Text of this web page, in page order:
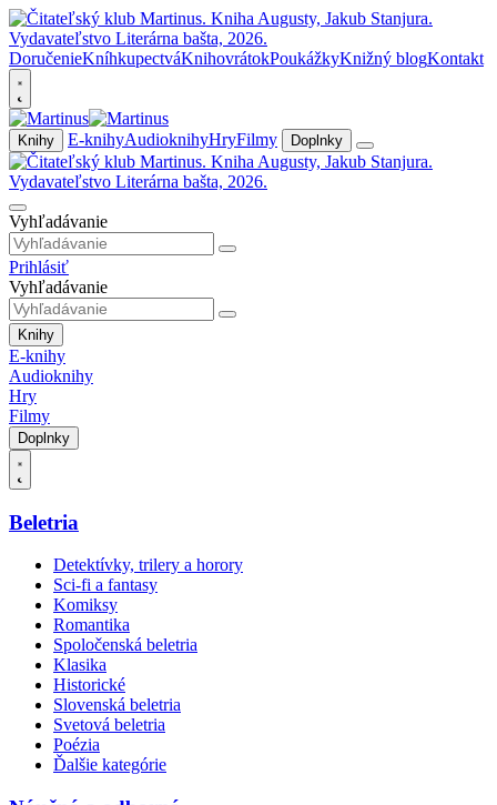
DoručenieKníhkupectváKnihovrátokPoukážkyKnižný blogKontakt
Knihy E-knihyAudioknihyHryFilmy Doplnky
Vyhľadávanie
Prihlásiť
Vyhľadávanie
Knihy
E-knihy
Audioknihy
Hry
Filmy
Doplnky
Beletria
Detektívky, trilery a horory
Sci-fi a fantasy
Komiksy
Romantika
Spoločenská beletria
Klasika
Historické
Slovenská beletria
Svetová beletria
Poézia
Ďalšie kategórie